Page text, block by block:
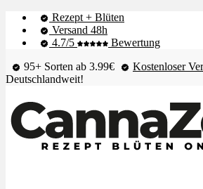
Rezept + Blüten
Versand 48h
4.7/5
Bewertung
95+ Sorten ab 3.99€
Kostenloser
Deutschlandweit!